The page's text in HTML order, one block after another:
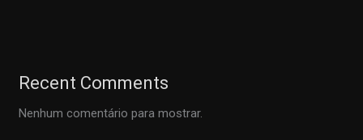
Recent Comments
Nenhum comentário para mostrar.